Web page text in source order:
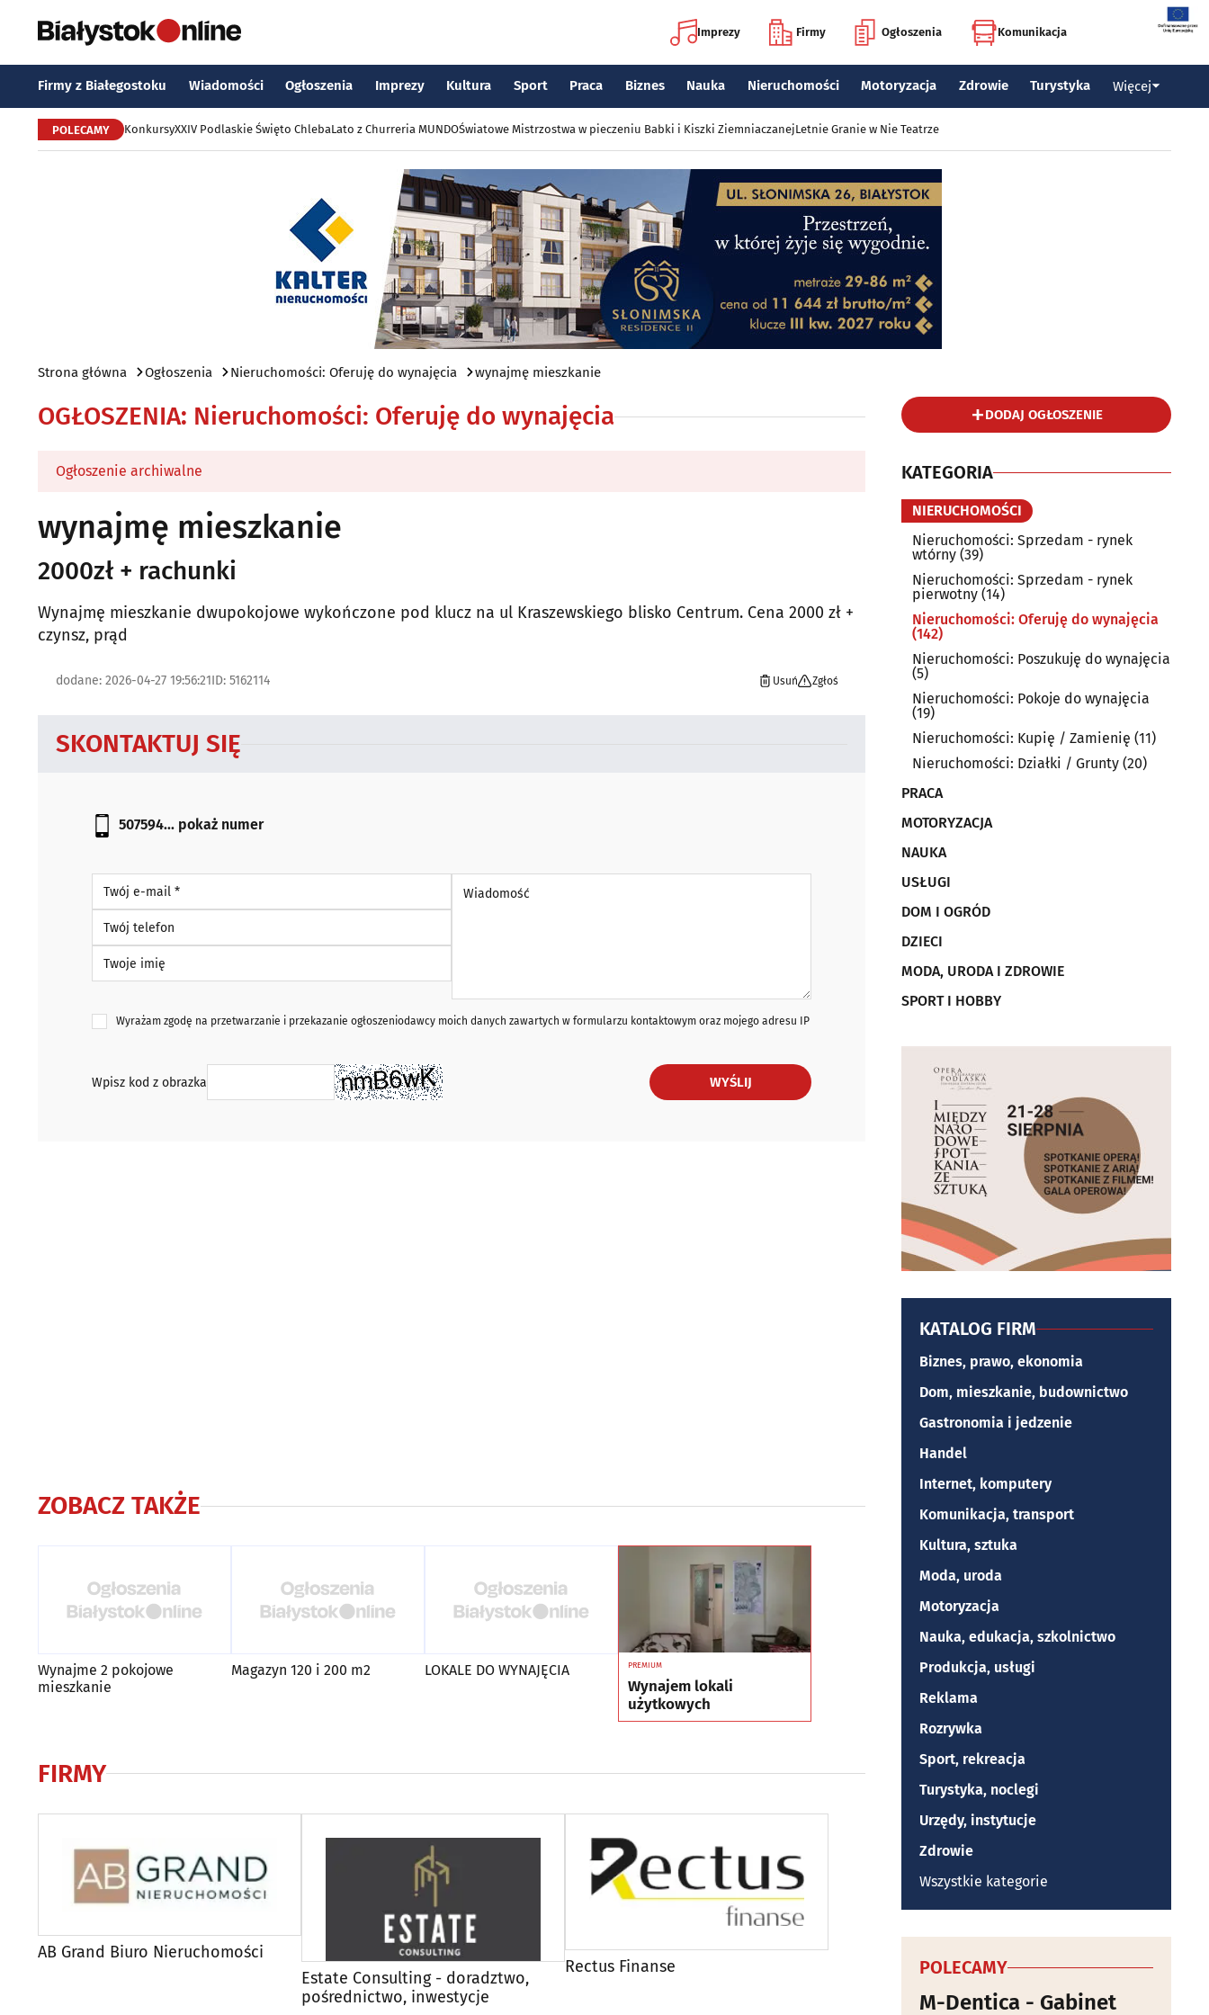
Imprezy Firmy Ogłoszenia Komunikacja
Firmy z Białegostoku Wiadomości Ogłoszenia Imprezy Kultura Sport Praca Biznes Nauka Nieruchomości Motoryzacja Zdrowie Turystyka Więcej
POLECAMY KonkursyXXIV Podlaskie Święto ChlebaLato z Churreria MUNDOŚwiatowe Mistrzostwa w pieczeniu Babki i Kiszki ZiemniaczanejLetnie Granie w Nie Teatrze
Strona główna Ogłoszenia Nieruchomości: Oferuję do wynajęcia wynajmę mieszkanie
OGŁOSZENIA: Nieruchomości: Oferuję do wynajęcia
Ogłoszenie archiwalne
wynajmę mieszkanie
2000zł + rachunki
Wynajmę mieszkanie dwupokojowe wykończone pod klucz na ul Kraszewskiego blisko Centrum. Cena 2000 zł +
czynsz, prąd
dodane: 2026-04-27 19:56:21ID: 5162114 Usuń Zgłoś
SKONTAKTUJ SIĘ
507594... pokaż numer
Wyrażam zgodę na przetwarzanie i przekazanie ogłoszeniodawcy moich danych zawartych w formularzu kontaktowym oraz mojego adresu IP
Wpisz kod z obrazka WYŚLIJ
ZOBACZ TAKŻE
Wynajme 2 pokojowe
mieszkanie
Magazyn 120 i 200 m2 LOKALE DO WYNAJĘCIA PREMIUM
Wynajem lokali
użytkowych
FIRMY
AB Grand Biuro Nieruchomości
Estate Consulting - doradztwo,
pośrednictwo, inwestycje
Rectus Finanse
DODAJ OGŁOSZENIE
KATEGORIA
NIERUCHOMOŚCI
Nieruchomości: Sprzedam - rynek
wtórny (39)
Nieruchomości: Sprzedam - rynek
pierwotny (14)
Nieruchomości: Oferuję do wynajęcia
(142)
Nieruchomości: Poszukuję do wynajęcia
(5)
Nieruchomości: Pokoje do wynajęcia
(19)
Nieruchomości: Kupię / Zamienię (11)
Nieruchomości: Działki / Grunty (20)
PRACA
MOTORYZACJA
NAUKA
USŁUGI
DOM I OGRÓD
DZIECI
MODA, URODA I ZDROWIE
SPORT I HOBBY
KATALOG FIRM
Biznes, prawo, ekonomia
Dom, mieszkanie, budownictwo
Gastronomia i jedzenie
Handel
Internet, komputery
Komunikacja, transport
Kultura, sztuka
Moda, uroda
Motoryzacja
Nauka, edukacja, szkolnictwo
Produkcja, usługi
Reklama
Rozrywka
Sport, rekreacja
Turystyka, noclegi
Urzędy, instytucje
Zdrowie
Wszystkie kategorie
POLECAMY
M-Dentica - Gabinet